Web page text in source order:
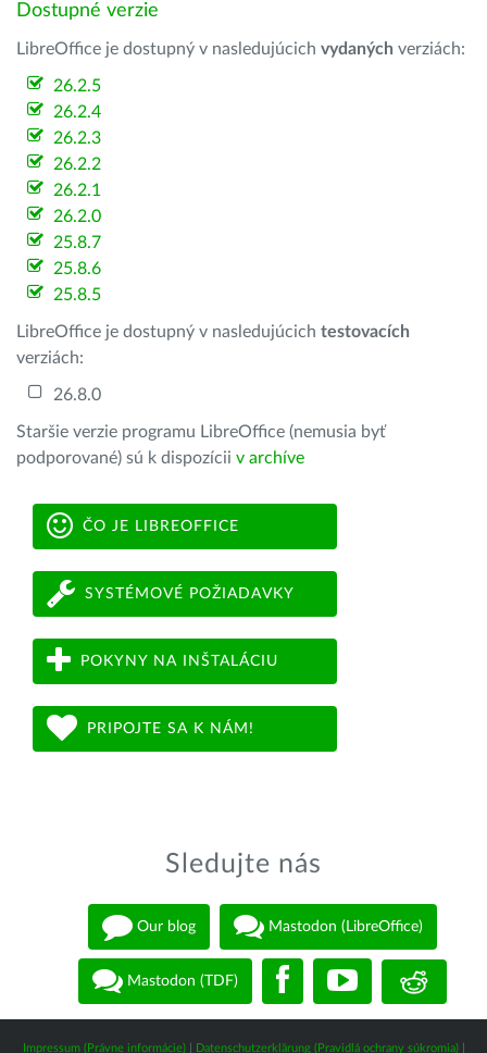
Dostupné verzie
LibreOffice je dostupný v nasledujúcich vydaných verziách:
26.2.5
26.2.4
26.2.3
26.2.2
26.2.1
26.2.0
25.8.7
25.8.6
25.8.5
LibreOffice je dostupný v nasledujúcich testovacích
verziách:
26.8.0
Staršie verzie programu LibreOffice (nemusia byť
podporované) sú k dispozícii v archíve
ČO JE LIBREOFFICE
SYSTÉMOVÉ POŽIADAVKY
POKYNY NA INŠTALÁCIU
PRIPOJTE SA K NÁM!
Sledujte nás
Our blog Mastodon (LibreOffice)
Mastodon (TDF)
Impressum (Právne informácie)| Datenschutzerklärung (Pravidlá ochrany súkromia)|